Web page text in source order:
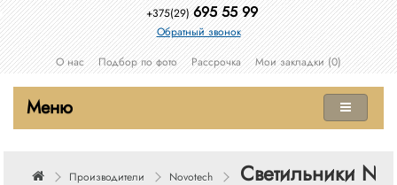
+375(29) 695 55 99
Обратный звонок
О нас
Подбор по фото Рассрочка Мои закладки (0)
Меню
Производители Novotech Светильники